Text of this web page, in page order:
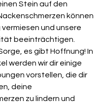
Stein auf den
können
vermiesen und unsere
beeinträchtigen.
es gibt Hoffnung! In
werden wir dir einige
vorstellen, die dir
deine
zu lindern und